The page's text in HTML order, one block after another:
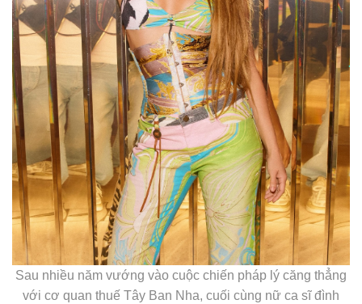
Sau nhiều năm vướng vào cuộc chiến pháp lý căng thẳng
với cơ quan thuế Tây Ban Nha, cuối cùng nữ ca sĩ đình